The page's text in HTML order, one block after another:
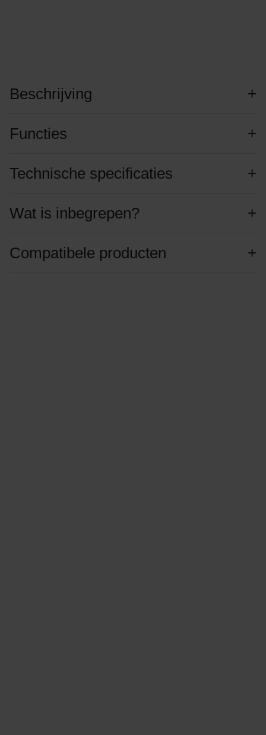
Beschrijving
Functies
Technische specificaties
Wat is inbegrepen?
Compatibele producten